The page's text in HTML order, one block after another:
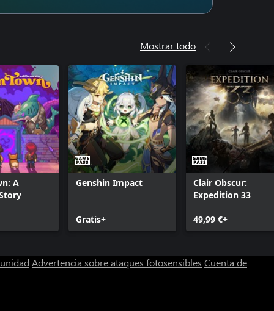
Mostrar todo
A
Genshin Impact
Gratis+
Clair Obscur:
Expedition 33
49,99 €+
Advertencia sobre ataques fotosensibles Cuenta de